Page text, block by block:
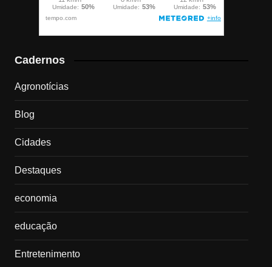
Cadernos
Agronotícias
Blog
Cidades
Destaques
economia
educação
Entretenimento